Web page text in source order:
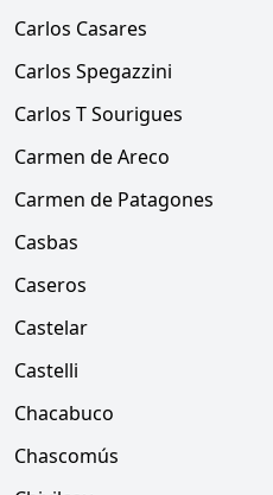
Carlos Casares
Carlos Spegazzini
Carlos T Sourigues
Carmen de Areco
Carmen de Patagones
Casbas
Caseros
Castelar
Castelli
Chacabuco
Chascomús